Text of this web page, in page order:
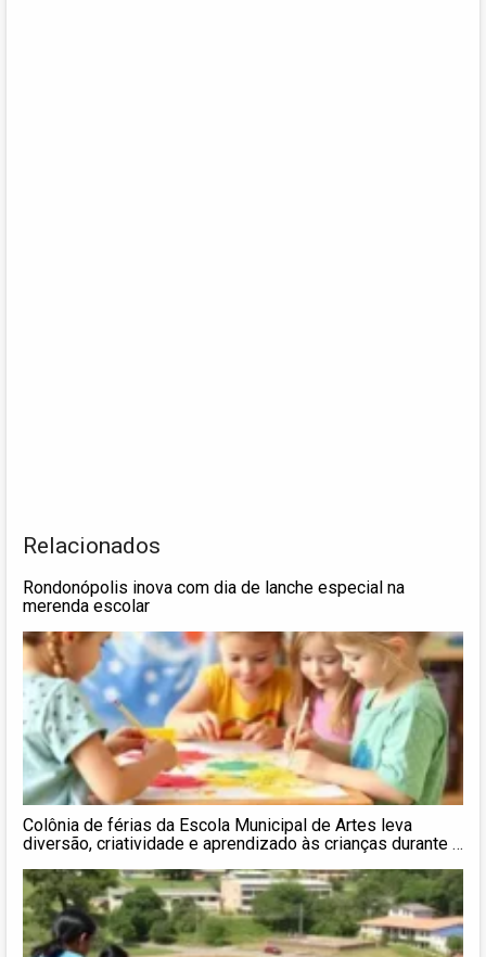
Relacionados
Rondonópolis inova com dia de lanche especial na
merenda escolar
Colônia de férias da Escola Municipal de Artes leva
diversão, criatividade e aprendizado às crianças durante o